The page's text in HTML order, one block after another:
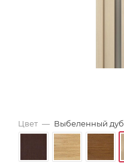
Цвет — Выбеленный дуб